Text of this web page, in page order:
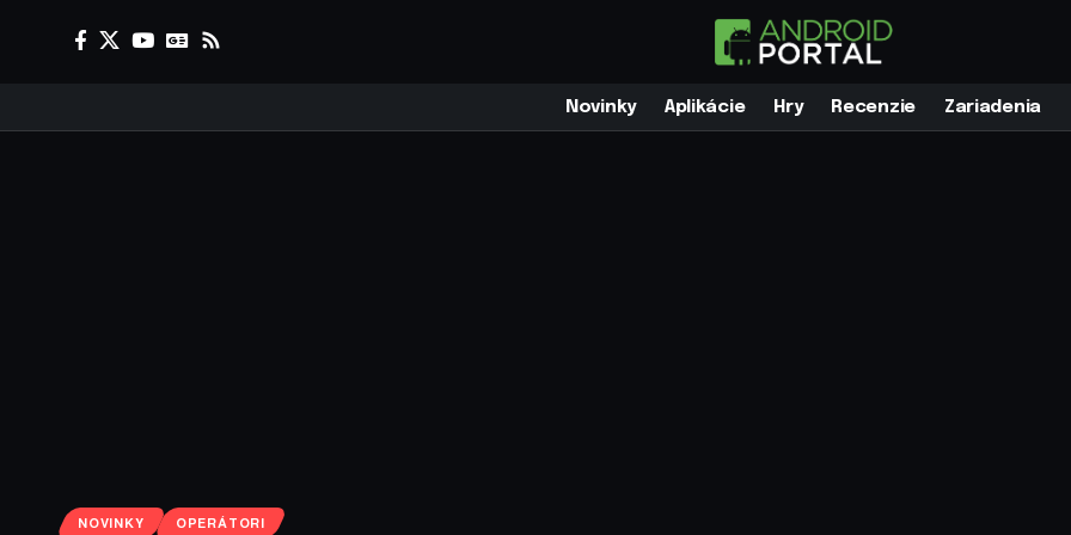
Novinky Aplikácie Hry Recenzie Zariadenia
NOVINKY OPERÁTORI